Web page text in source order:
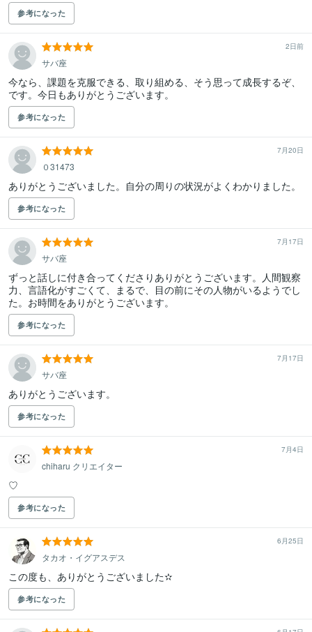
参考になった
2日前
サバ座
今なら、課題を克服できる、取り組める、そう思って成長するぞ、
です。今日もありがとうございます。
参考になった
7月20日
０31473
ありがとうございました。自分の周りの状況がよくわかりました。
参考になった
7月17日
サバ座
ずっと話しに付き合ってくださりありがとうございます。人間観察
力、言語化がすごくて、まるで、目の前にその人物がいるようでし
た。お時間をありがとうございます。
参考になった
7月17日
サバ座
ありがとうございます。
参考になった
7月4日
chiharu クリエイター
♡
参考になった
6月25日
タカオ・イグアスデス
この度も、ありがとうございました✫
参考になった